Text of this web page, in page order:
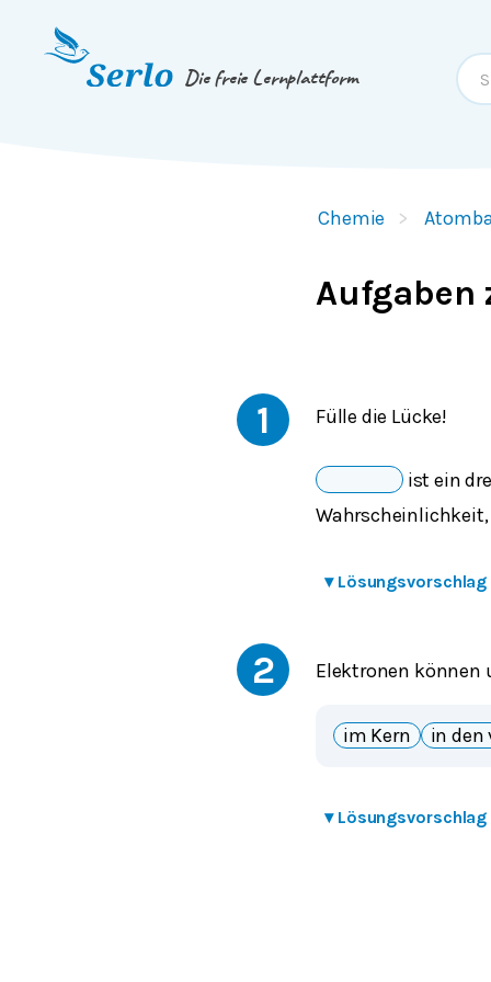
Springe zum
Die freie Lernplattform
Chemie
Aufgaben
1 Fülle die Lücke!
ist ein
▾ Lösungsvorschlag
2 Elektronen können
im Kern in den
▾ Lösungsvorschlag